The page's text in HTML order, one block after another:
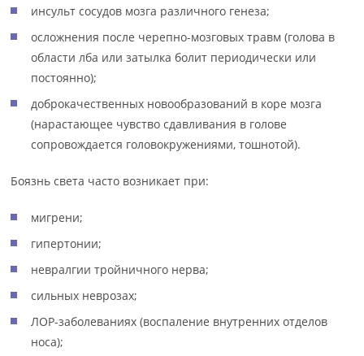
инсульт сосудов мозга различного генеза;
осложнения после черепно-мозговых травм (голова в
области лба или затылка болит периодически или
постоянно);
доброкачественных новообразований в коре мозга
(нарастающее чувство сдавливания в голове
сопровождается головокружениями, тошнотой).
Боязнь света часто возникает при:
мигрени;
гипертонии;
невралгии тройничного нерва;
сильных неврозах;
ЛОР-заболеваниях (воспаление внутренних отделов
носа);